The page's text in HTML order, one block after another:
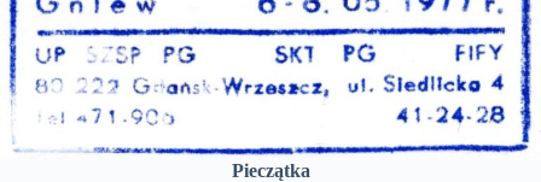
Pieczątka